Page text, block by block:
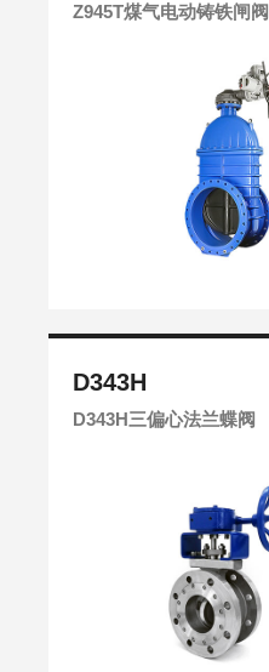
Z945T煤气电动铸铁闸阀
D343H
D343H三偏心法兰蝶阀